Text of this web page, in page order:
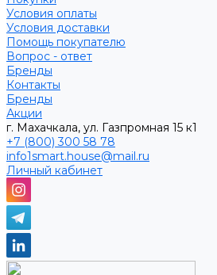
Условия оплаты
Условия доставки
Помощь покупателю
Вопрос - ответ
Бренды
Контакты
Бренды
Акции
г. Махачкала, ул. Газпромная 15 к1
+7 (800) 300 58 78
info1smart.house@mail.ru
Личный кабинет